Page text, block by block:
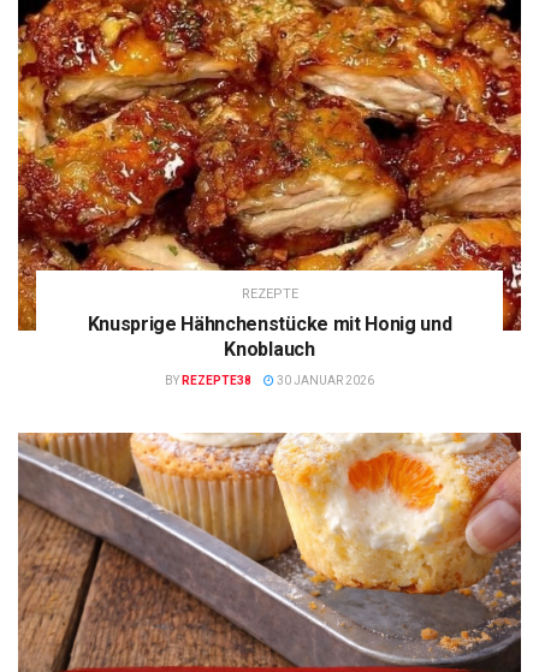
REZEPTE
Knusprige Hähnchenstücke mit Honig und
Knoblauch
BY REZEPTE38 30 JANUAR 2026